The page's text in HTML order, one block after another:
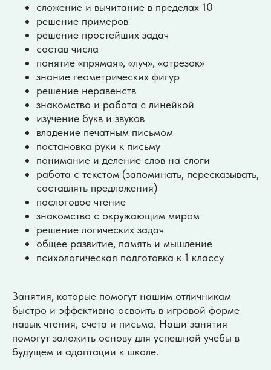
сложение и вычитание в пределах 10
решение примеров
решение простейших задач
состав числа
понятие «прямая», «луч», «отрезок»
знание геометрических фигур
решение неравенств
знакомство и работа с линейкой
изучение букв и звуков
владение печатным письмом
постановка руки к письму
понимание и деление слов на слоги
работа с текстом (запоминать, пересказывать,
составлять предложения)
послоговое чтение
знакомство с окружающим миром
решение логических задач
общее развитие, память и мышление
психологическая подготовка к 1 классу
Занятия, которые помогут нашим отличникам
быстро и эффективно освоить в игровой форме
навык чтения, счета и письма. Наши занятия
помогут заложить основу для успешной учебы в
будущем и адаптации к школе.
«Классики» —
пространство, где
детство расцветает